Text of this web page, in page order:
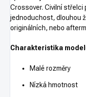
Crossover. Civilní střelci
jednoduchost, dlouhou
originálních, nebo
Charakteristika
Malé rozměry
Nízká hmotnost